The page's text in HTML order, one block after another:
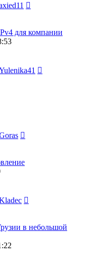
для компании
в небольшой